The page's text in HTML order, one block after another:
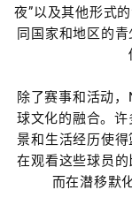
夜”以及其他形式
同国家和地区的
除了赛事和活动
球文化的融合。
景和生活经历使
在观看这些球员
而在潜移默